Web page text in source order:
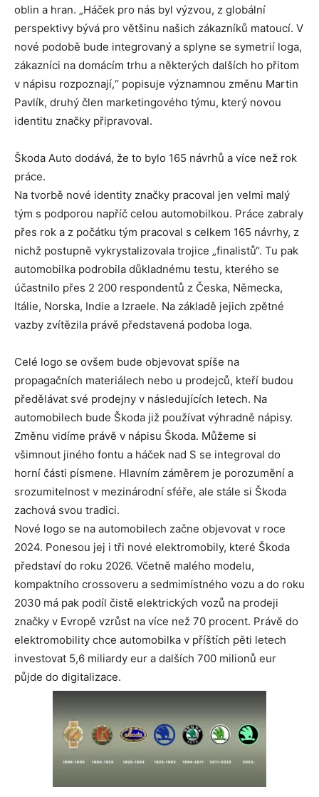
oblin a hran. „Háček pro nás byl výzvou, z globální
perspektivy bývá pro většinu našich zákazníků matoucí. V
nové podobě bude integrovaný a splyne se symetrií loga,
zákazníci na domácím trhu a některých dalších ho přitom
v nápisu rozpoznají,“ popisuje významnou změnu Martin
Pavlík, druhý člen marketingového týmu, který novou
identitu značky připravoval.
Škoda Auto dodává, že to bylo 165 návrhů a více než rok
práce.
Na tvorbě nové identity značky pracoval jen velmi malý
tým s podporou napříč celou automobilkou. Práce zabraly
přes rok a z počátku tým pracoval s celkem 165 návrhy, z
nichž postupně vykrystalizovala trojice „finalistů“. Tu pak
automobilka podrobila důkladnému testu, kterého se
účastnilo přes 2 200 respondentů z Česka, Německa,
Itálie, Norska, Indie a Izraele. Na základě jejich zpětné
vazby zvítězila právě představená podoba loga.
Celé logo se ovšem bude objevovat spíše na
propagačních materiálech nebo u prodejců, kteří budou
předělávat své prodejny v následujících letech. Na
automobilech bude Škoda již používat výhradně nápisy.
Změnu vidíme právě v nápisu Škoda. Můžeme si
všimnout jiného fontu a háček nad S se integroval do
horní části písmene. Hlavním záměrem je porozumění a
srozumitelnost v mezinárodní sféře, ale stále si Škoda
zachová svou tradici.
Nové logo se na automobilech začne objevovat v roce
2024. Ponesou jej i tři nové elektromobily, které Škoda
představí do roku 2026. Včetně malého modelu,
kompaktního crossoveru a sedmimístného vozu a do roku
2030 má pak podíl čistě elektrických vozů na prodeji
značky v Evropě vzrůst na více než 70 procent. Právě do
elektromobility chce automobilka v příštích pěti letech
investovat 5,6 miliardy eur a dalších 700 milionů eur
půjde do digitalizace.